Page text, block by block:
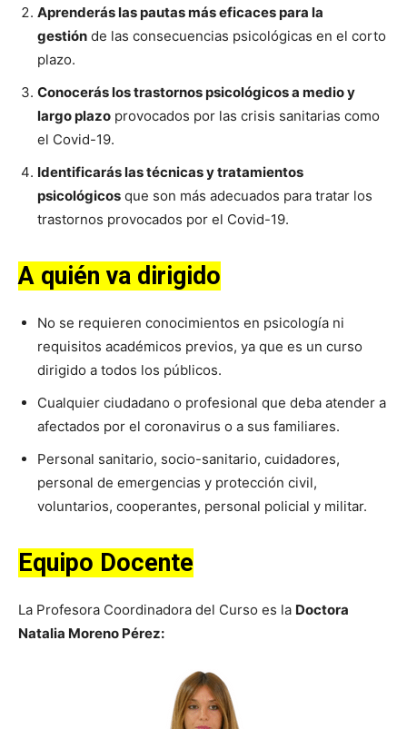
Aprenderás las pautas más eficaces para la
gestión de las consecuencias psicológicas en el corto
plazo.
Conocerás los trastornos psicológicos a medio y
largo plazo provocados por las crisis sanitarias como
el Covid-19.
Identificarás las técnicas y tratamientos
psicológicos que son más adecuados para tratar los
trastornos provocados por el Covid-19.
A quién va dirigido
No se requieren conocimientos en psicología ni
requisitos académicos previos, ya que es un curso
dirigido a todos los públicos.
Cualquier ciudadano o profesional que deba atender a
afectados por el coronavirus o a sus familiares.
Personal sanitario, socio-sanitario, cuidadores,
personal de emergencias y protección civil,
voluntarios, cooperantes, personal policial y militar.
Equipo Docente
La Profesora Coordinadora del Curso es la Doctora
Natalia Moreno Pérez: